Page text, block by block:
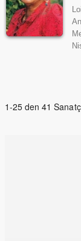
1-25 den 41